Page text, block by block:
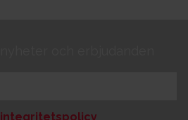
integritetspolicy